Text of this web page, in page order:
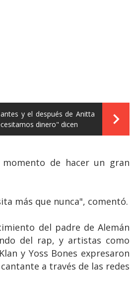
antes y el después de Anitta
dinero" dicen
de hacer un gran
más que nunca", comentó.
del padre de Alemán
del rap, y artistas como
y Yoss Bones expresaron
a través de las redes